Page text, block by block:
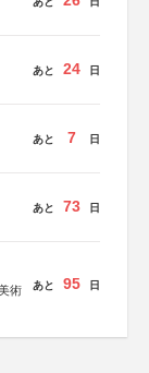
あと 24 日
あと 7 日
あと 73 日
術
あと 95 日